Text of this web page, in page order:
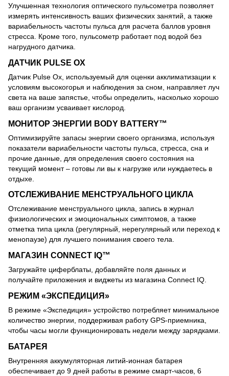
Улучшенная технология оптического пульсометра позволяет
измерять интенсивность ваших физических занятий, а также
вариабельность частоты пульса для расчета баллов уровня
стресса. Кроме того, пульсометр работает под водой без
нагрудного датчика.
ДАТЧИК PULSE OX
Датчик Pulse Ox, используемый для оценки акклиматизации к
условиям высокогорья и наблюдения за сном, направляет луч
света на ваше запястье, чтобы определить, насколько хорошо
ваш организм усваивает кислород.
МОНИТОР ЭНЕРГИИ BODY BATTERY™
Оптимизируйте запасы энергии своего организма, используя
показатели вариабельности частоты пульса, стресса, сна и
прочие данные, для определения своего состояния на
текущий момент – готовы ли вы к нагрузке или нуждаетесь в
отдыхе.
ОТСЛЕЖИВАНИЕ МЕНСТРУАЛЬНОГО ЦИКЛА
Отслеживание менструального цикла, запись в журнал
физиологических и эмоциональных симптомов, а также
отметка типа цикла (регулярный, нерегулярный или переход к
менопаузе) для лучшего понимания своего тела.
МАГАЗИН CONNECT IQ™
Загружайте циферблаты, добавляйте поля данных и
получайте приложения и виджеты из магазина Connect IQ.
РЕЖИМ «ЭКСПЕДИЦИЯ»
В режиме «Экспедиция» устройство потребляет минимальное
количество энергии, поддерживая работу GPS-приемника,
чтобы часы могли функционировать недели между зарядками.
БАТАРЕЯ
Внутренняя аккумуляторная литий-ионная батарея
обеспечивает до 9 дней работы в режиме смарт-часов, 6